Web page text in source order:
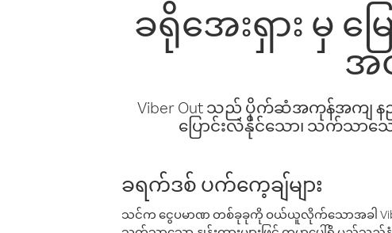
ခရိုအေးရှား မှ မ
အ
Viber Out သည် ပိုက်ဆံအကုန်အကျ နည်
ပြောင်းလဲနိုင်သော၊ သက်သာသ
ခရက်ဒစ် ပက်ကေ့ချ်များ
သင်က ငွေပမာဏ တစ်ခုခုကို ဝယ်ယူလိုက်သောအခါ